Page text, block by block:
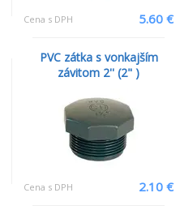
Cena s DPH 5.60 €
PVC zátka s vonkajším
závitom 2'' (2" )
Cena s DPH 2.10 €